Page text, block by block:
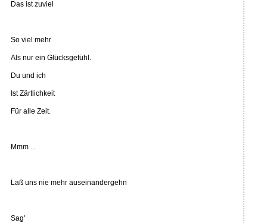
Das ist zuviel
So viel mehr
Als nur ein Glücksgefühl.
Du und ich
Ist Zärtlichkeit
Für alle Zeit.
Mmm ...
Laß uns nie mehr auseinandergehn
Sag'